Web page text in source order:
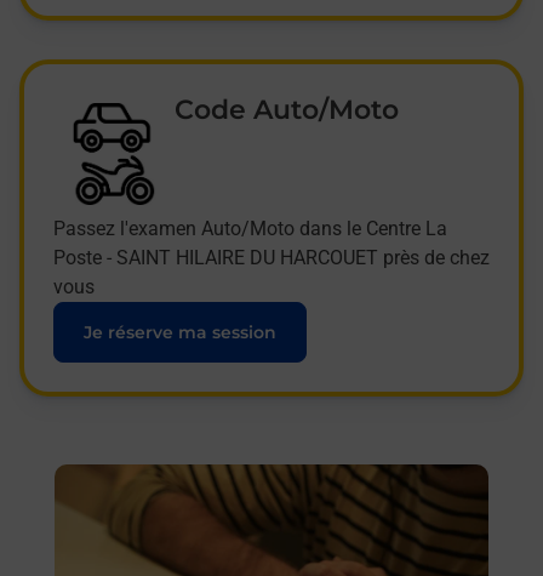
Code Auto/Moto
Passez l'examen Auto/Moto dans le Centre La
Poste - SAINT HILAIRE DU HARCOUET près de chez
vous
Je réserve ma session
En savoir plus